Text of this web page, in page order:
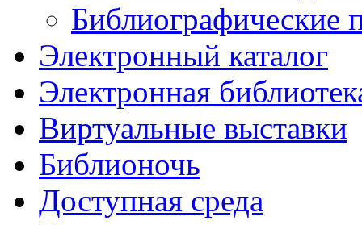
Библиографические
Электронный каталог
Электронная
Виртуальные выставки
Библионочь
Доступная среда